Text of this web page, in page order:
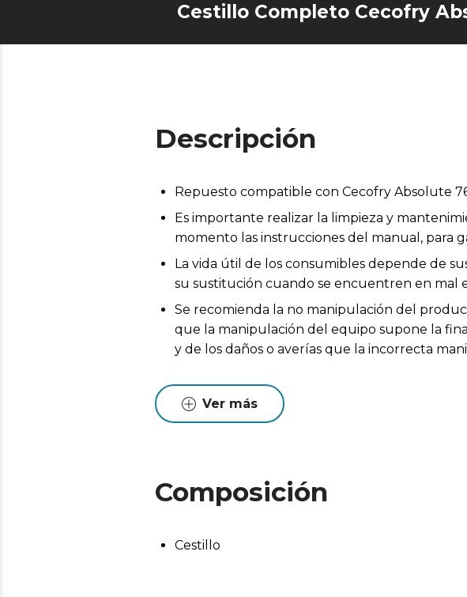
Descripción
Repuesto compatible con Cecofry Absolute
Es importante realizar la limpieza y
momento las instrucciones del manual, para
La vida útil de los consumibles depende de
su sustitución cuando se encuentren en mal
Se recomienda la no manipulación del
que la manipulación del equipo supone la
y de los daños o averías que la incorrecta
Ver más
Composición
Cestillo